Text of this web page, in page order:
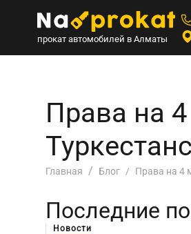
прокат автомобилей в Алматы
Права на
Главная Блог Права на 4
Последние
Новости